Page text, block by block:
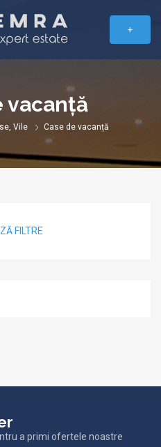
+
vacanță
Vile Case de vacanță
FILTRE
a primi ofertele noastre